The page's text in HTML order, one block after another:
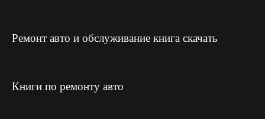
Ремонт авто и обслуживание книга скачать
Книги по ремонту авто